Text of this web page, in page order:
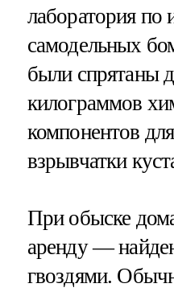
лаборатория по
самодельных
были спрятаны
килограммов
компонентов
взрывчатки
При обыске
аренду —
гвоздями.